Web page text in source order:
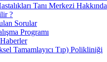
Tanı Merkezi Hakkında
?
Sorular
Programı
Tamamlayıcı Tıp) Polikliniği